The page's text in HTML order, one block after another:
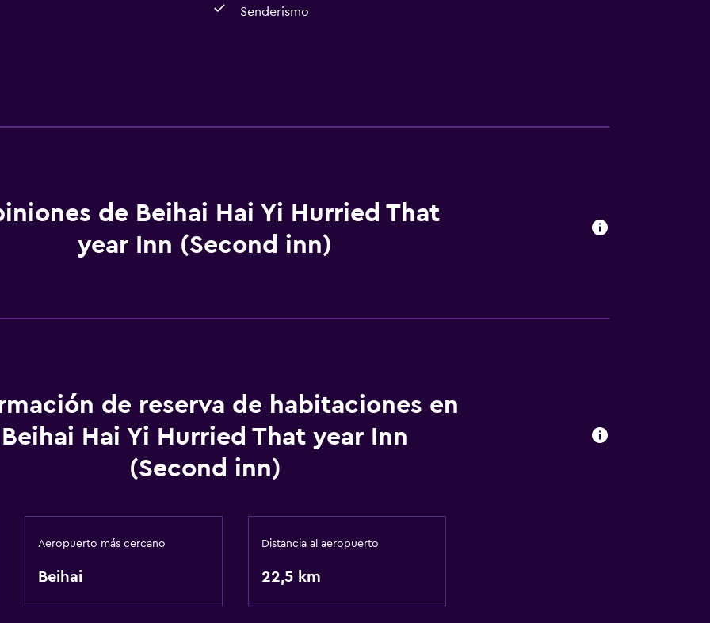
Senderismo
de Beihai Hai Yi Hurried That
year Inn (Second inn)
de reserva de habitaciones en
Beihai Hai Yi Hurried That year Inn
(Second inn)
Aeropuerto más cercano
Beihai
Distancia al aeropuerto
22,5 km